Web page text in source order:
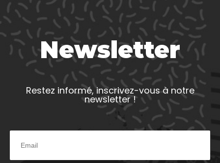
Newsletter
Restez informé, inscrivez-vous à notre
newsletter !